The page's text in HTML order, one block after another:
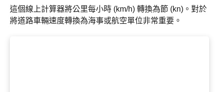
這個線上計算器將公里每小時 (km/h) 轉換為節 (kn)。對於
將道路車輛速度轉換為海事或航空單位非常重要。